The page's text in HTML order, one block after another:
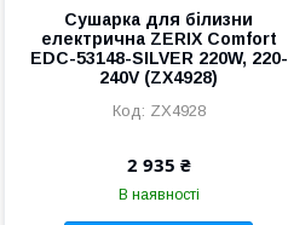
Сушарка для білизни
електрична ZERIX Comfort
EDC-53148-SILVER 220W, 220-
240V (ZX4928)
ZX4928
2 935 ₴
В наявності